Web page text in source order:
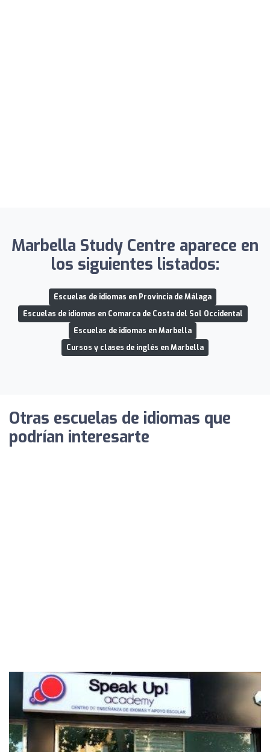
Marbella Study Centre aparece en
los siguientes listados:
Escuelas de idiomas en Provincia de Málaga
Escuelas de idiomas en Comarca de Costa del Sol Occidental
Escuelas de idiomas en Marbella
Cursos y clases de inglés en Marbella
Otras escuelas de idiomas que
podrían interesarte